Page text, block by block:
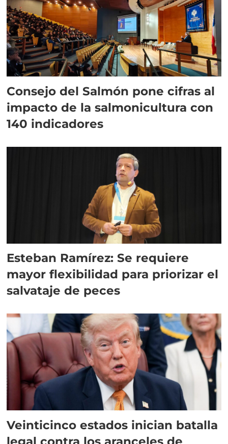
Consejo del Salmón pone cifras al
impacto de la salmonicultura con
140 indicadores
Esteban Ramírez: Se requiere
mayor flexibilidad para priorizar el
salvataje de peces
Veinticinco estados inician batalla